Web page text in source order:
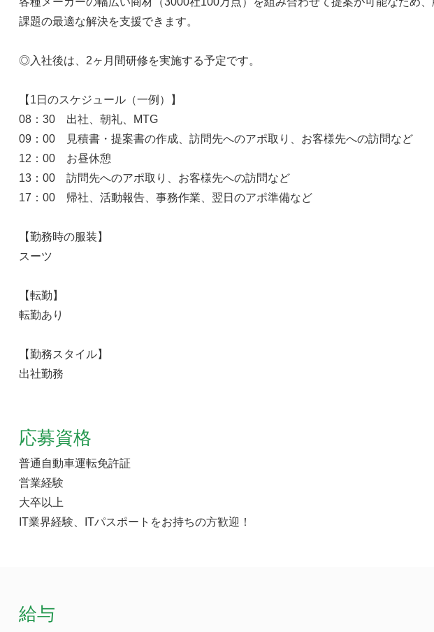
課題の最適な解決を支援できます。
◎入社後は、2ヶ月間研修を実施する予定です。
【1日のスケジュール（一例）】
08：30 出社、朝礼、MTG
09：00 見積書・提案書の作成、訪問先へのアポ取り、お客様先への訪問など
12：00 お昼休憩
13：00 訪問先へのアポ取り、お客様先への訪問など
17：00 帰社、活動報告、事務作業、翌日のアポ準備など
【勤務時の服装】
スーツ
【転勤】
転勤あり
【勤務スタイル】
出社勤務
応募資格
普通自動車運転免許証
営業経験
大卒以上
IT業界経験、ITパスポートをお持ちの方歓迎！
給与